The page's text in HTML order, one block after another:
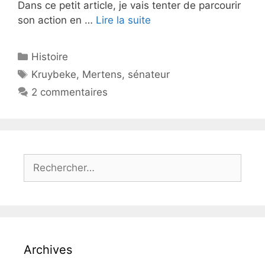
Dans ce petit article, je vais tenter de parcourir
son action en … Lire la suite
Catégories
Histoire
Étiquettes
Kruybeke, Mertens, sénateur
2 commentaires
Rechercher :
Archives